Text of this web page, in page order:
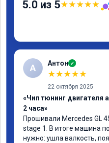
5.0 из 5★★★★★
А Антон ✓
★★★★★
22 октября 2025
«Чип тюнинг двигателя
2 часа»
Прошивали Mercedes GL
stage 1. В итоге машина
нужно: ушла валкость,